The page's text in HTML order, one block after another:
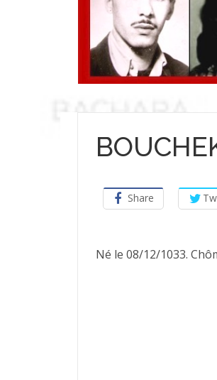
Share
Né le 08/12/1033.